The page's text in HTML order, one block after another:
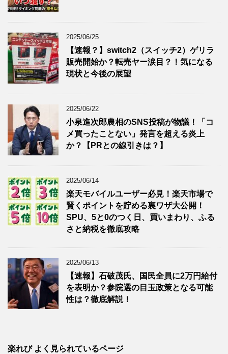
2025/06/25
【速報？】switch2（スイッチ2）ゲリラ
販売開始か？転売ヤー涙目？！気になる
現状と今後の展望
2025/06/22
小泉進次郎農相のSNS投稿が物議！「コ
メ買ったことない」発言を超える炎上
か？【PRとの線引きは？】
2025/06/14
楽天モバイルユーザー必見！楽天市場で
賢くポイントを貯める裏ワザ大公開！
SPU、5と0のつく日、買いまわり、ふる
さと納税を徹底攻略
2025/06/13
【速報】石破茂氏、国民全員に2万円給付
を表明か？参院選の目玉政策となる可能
性は？徹底解説！
楽れび よく見られているページ